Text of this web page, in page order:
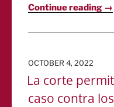
Continue reading →
POSTED
OCTOBER 4, 2022
La corte
caso contra